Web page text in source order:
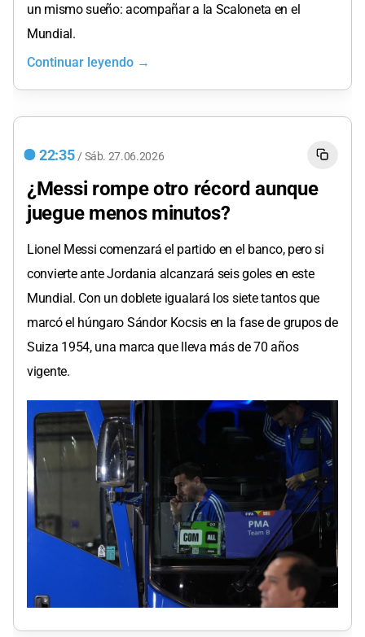
un mismo sueño: acompañar a la Scaloneta en el
Mundial.
Continuar leyendo →
22:35 / Sáb. 27.06.2026
¿Messi rompe otro récord aunque
juegue menos minutos?
Lionel Messi comenzará el partido en el banco, pero si
convierte ante Jordania alcanzará seis goles en este
Mundial. Con un doblete igualará los siete tantos que
marcó el húngaro Sándor Kocsis en la fase de grupos de
Suiza 1954, una marca que lleva más de 70 años
vigente.